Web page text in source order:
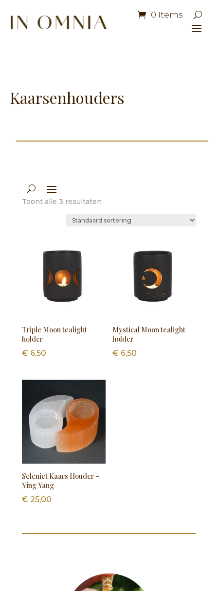
0 Items
Kaarsenhouders
Toont alle 3 resultaten
Triple Moon tealight
holder
€ 6,50
Mystical Moon tealight
holder
€ 6,50
Seleniet Kaars Houder –
Ying Yang
€ 25,00